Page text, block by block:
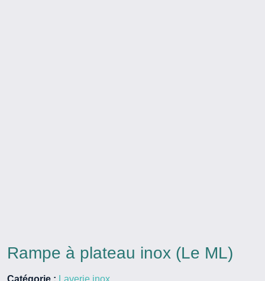
Rampe à plateau inox (Le ML)
Catégorie : Laverie inox